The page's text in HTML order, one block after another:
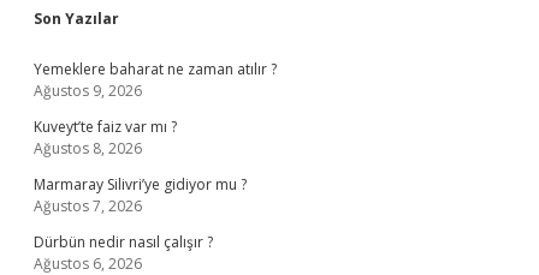
Sidebar
Son Yazılar
Yemeklere baharat ne zaman atılır ?
Ağustos 9, 2026
Kuveyt’te faiz var mı ?
Ağustos 8, 2026
Marmaray Silivri’ye gidiyor mu ?
Ağustos 7, 2026
Dürbün nedir nasıl çalışır ?
Ağustos 6, 2026